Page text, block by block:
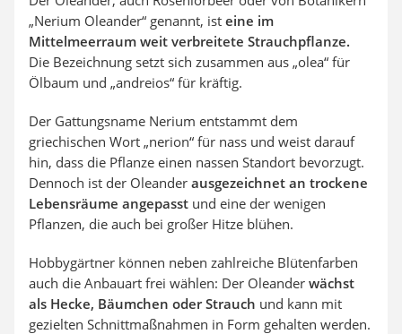
„Nerium Oleander“ genannt, ist eine im
Mittelmeerraum weit verbreitete Strauchpflanze.
Die Bezeichnung setzt sich zusammen aus „olea“ für
Ölbaum und „andreios“ für kräftig.
Der Gattungsname Nerium entstammt dem
griechischen Wort „nerion“ für nass und weist darauf
hin, dass die Pflanze einen nassen Standort bevorzugt.
Dennoch ist der Oleander ausgezeichnet an trockene
Lebensräume angepasst und eine der wenigen
Pflanzen, die auch bei großer Hitze blühen.
Hobbygärtner können neben zahlreiche Blütenfarben
auch die Anbauart frei wählen: Der Oleander wächst
als Hecke, Bäumchen oder Strauch und kann mit
gezielten Schnittmaßnahmen in Form gehalten werden.